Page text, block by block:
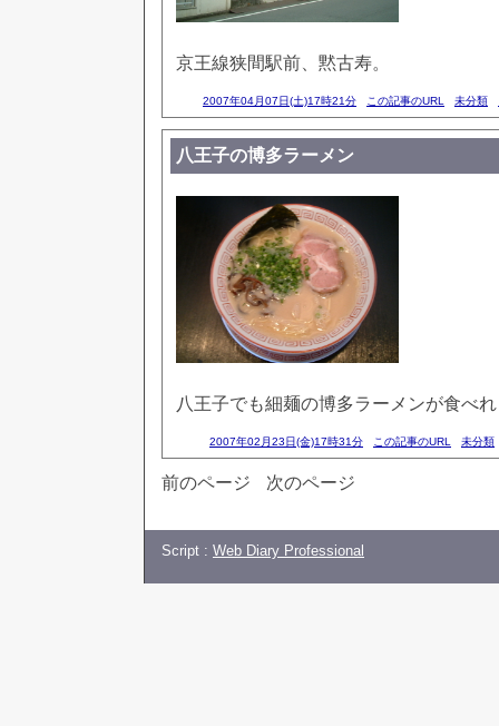
京王線狭間駅前、黙古寿。
2007年04月07日(土)17時21分 この記事のURL 未分類
八王子の博多ラーメン
八王子でも細麺の博多ラーメンが食べ
2007年02月23日(金)17時31分 この記事のURL 未分類
前のページ 次のページ
Script : Web Diary Professional